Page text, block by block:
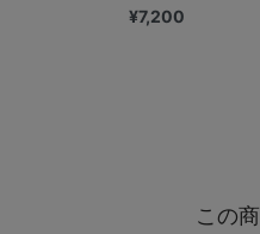
¥7,200
この